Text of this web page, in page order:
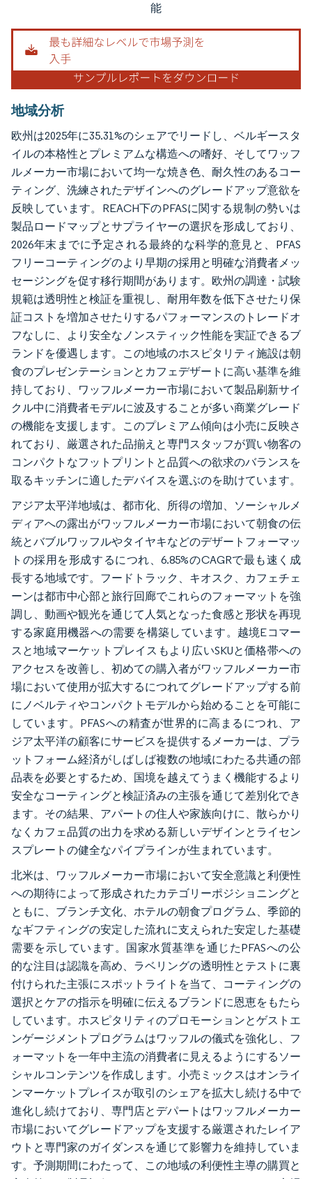
能
地域分析
欧州は2025年に35.31%のシェアでリードし、ベルギースタ
イルの本格性とプレミアムな構造への嗜好、そしてワッフ
ルメーカー市場において均一な焼き色、耐久性のあるコー
ティング、洗練されたデザインへのグレードアップ意欲を
反映しています。REACH下のPFASに関する規制の勢いは
製品ロードマップとサプライヤーの選択を形成しており、
2026年末までに予定される最終的な科学的意見と、PFAS
フリーコーティングのより早期の採用と明確な消費者メッ
セージングを促す移行期間があります。欧州の調達・試験
規範は透明性と検証を重視し、耐用年数を低下させたり保
証コストを増加させたりするパフォーマンスのトレードオ
フなしに、より安全なノンスティック性能を実証できるブ
ランドを優遇します。この地域のホスピタリティ施設は朝
食のプレゼンテーションとカフェデザートに高い基準を維
持しており、ワッフルメーカー市場において製品刷新サイ
クル中に消費者モデルに波及することが多い商業グレード
の機能を支援します。このプレミアム傾向は小売に反映さ
れており、厳選された品揃えと専門スタッフが買い物客の
コンパクトなフットプリントと品質への欲求のバランスを
取るキッチンに適したデバイスを選ぶのを助けています。
アジア太平洋地域は、都市化、所得の増加、ソーシャルメ
ディアへの露出がワッフルメーカー市場において朝食の伝
統とバブルワッフルやタイヤキなどのデザートフォーマッ
トの採用を形成するにつれ、6.85%のCAGRで最も速く成
長する地域です。フードトラック、キオスク、カフェチェ
ーンは都市中心部と旅行回廊でこれらのフォーマットを強
調し、動画や観光を通じて人気となった食感と形状を再現
する家庭用機器への需要を構築しています。越境Eコマー
スと地域マーケットプレイスもより広いSKUと価格帯への
アクセスを改善し、初めての購入者がワッフルメーカー市
場において使用が拡大するにつれてグレードアップする前
にノベルティやコンパクトモデルから始めることを可能に
しています。PFASへの精査が世界的に高まるにつれ、ア
ジア太平洋の顧客にサービスを提供するメーカーは、プラ
ットフォーム経済がしばしば複数の地域にわたる共通の部
品表を必要とするため、国境を越えてうまく機能するより
安全なコーティングと検証済みの主張を通じて差別化でき
ます。その結果、アパートの住人や家族向けに、散らかり
なくカフェ品質の出力を求める新しいデザインとライセン
スプレートの健全なパイプラインが生まれています。
北米は、ワッフルメーカー市場において安全意識と利便性
への期待によって形成されたカテゴリーポジショニングと
ともに、ブランチ文化、ホテルの朝食プログラム、季節的
なギフティングの安定した流れに支えられた安定した基礎
需要を示しています。国家水質基準を通じたPFASへの公
的な注目は認識を高め、ラベリングの透明性とテストに裏
付けられた主張にスポットライトを当て、コーティングの
選択とケアの指示を明確に伝えるブランドに恩恵をもたら
しています。ホスピタリティのプロモーションとゲストエ
ンゲージメントプログラムはワッフルの儀式を強化し、フ
ォーマットを一年中主流の消費者に見えるようにするソー
シャルコンテンツを作成します。小売ミックスはオンライ
ンマーケットプレイスが取引のシェアを拡大し続ける中で
進化し続けており、専門店とデパートはワッフルメーカー
市場においてグレードアップを支援する厳選されたレイア
ウトと専門家のガイダンスを通じて影響力を維持していま
す。予測期間にわたって、この地域の利便性主導の購買と